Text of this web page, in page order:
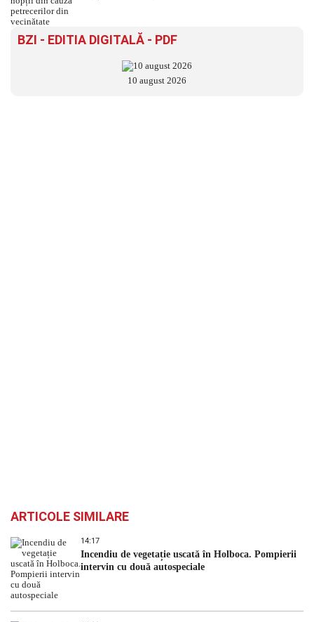
BZI - EDITIA DIGITALĂ - PDF
10 august 2026
ARTICOLE SIMILARE
14:17
Incendiu de vegetație uscată în Holboca. Pompierii
intervin cu două autospeciale